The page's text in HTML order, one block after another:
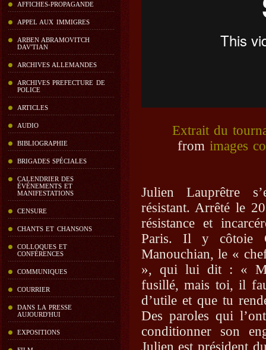
AFFICHES-PROPAGANDE
APPEL AUX IMMIGRES
ARBEN ABRAMOVITCH
DAV'TIAN
ARCHIVES ALLEMANDES
ARCHIVES PREFECTURE DE
POLICE
ARTICLES
AUDIO
BIBLIOGRAPHIE
BRIGADES SPÉCIALES
CALENDRIER DES
ÉVÉNEMENTS ET
MANIFESTATIONS
CENSURE
CHANTS ET CHANSONS
COLLOQUES ET
CONFÉRENCES
COMMUNIQUES
COURRIER
DANS LA PRESSE
AUJOURD'HUI
EXPOSITIONS
Extrait du
fromimages
Julien Lauprêtre
résistant. Arrêté le
résistance et
Paris. Il y côtoie
Manouchian, le «
», qui lui dit : «
fusillé, mais toi, il
d’utile et que tu
Des paroles qui
conditionner son
Julien est président